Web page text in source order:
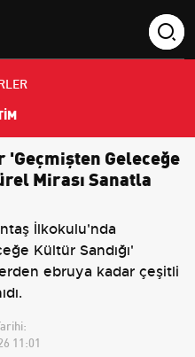
'Geçmişten Geleceğe
Mirası Sanatla
İlkokulu'nda
Kültür Sandığı'
ebruya kadar çeşitli
11:01